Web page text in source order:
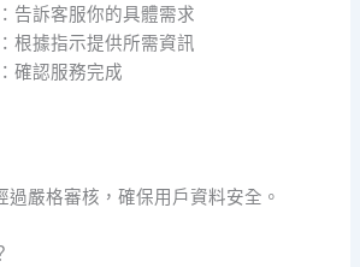
：告訴客服你的具體需求
：根據指示提供所需資訊
：確認服務完成
過嚴格審核，確保用戶資料安全。